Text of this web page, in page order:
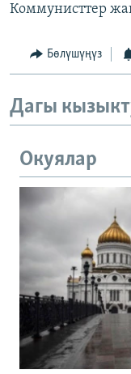
Коммунисттер
Бөлүшүңүз
Дагы
Окуялар